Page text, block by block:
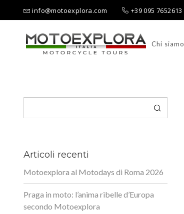
info@motoexplora.com +39 095 7652613
Chi siamo
Articoli recenti
Motoexplora al Motodays di Roma 2026
Praga in moto: l’anima ribelle d’Europa
secondo Motoexplora